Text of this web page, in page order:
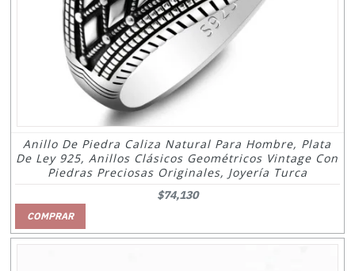
Anillo De Piedra Caliza Natural Para Hombre, Plata
De Ley 925, Anillos Clásicos Geométricos Vintage Con
Piedras Preciosas Originales, Joyería Turca
$74,130
COMPRAR